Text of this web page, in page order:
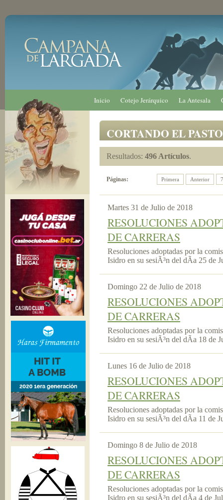
Inicio Cotejo Jerárquico La Antesala
CORTANDO EL PASTO
Resultados: 496 Artículos.
Páginas: Primera Anterior 7
Martes 31 de Julio de 2018
RESOLUCIONES
DE CARRERAS
Resoluciones adoptadas por la
Isidro en su sesiÃ³n del dÃ­a 25 de
Domingo 22 de Julio de 2018
RESOLUCIONES
DE CARRERAS
Resoluciones adoptadas por la
Isidro en su sesiÃ³n del dÃ­a 18 de
Lunes 16 de Julio de 2018
RESOLUCIONES
DE CARRERAS
Resoluciones adoptadas por la
Isidro en su sesiÃ³n del dÃ­a 11 de
Domingo 8 de Julio de 2018
RESOLUCIONES
DE CARRERAS
Resoluciones adoptadas por la
Isidro en su sesiÃ³n del dÃ­a 4 de